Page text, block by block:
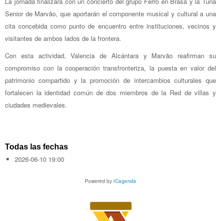
Senior de Marvão, que aportarán el componente musical y cultural a una
cita concebida como punto de encuentro entre instituciones, vecinos y
visitantes de ambos lados de la frontera.
Con esta actividad, Valencia de Alcántara y Marvão reafirman su
compromiso con la cooperación transfronteriza, la puesta en valor del
patrimonio compartido y la promoción de intercambios culturales que
fortalecen la identidad común de dos miembros de la Red de villas y
ciudades medievales.
Todas las fechas
2026-06-10 19:00
Powered by iCagenda